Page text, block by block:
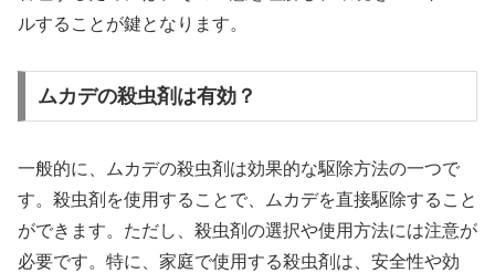
ルすることが鍵となります。
ムカデの殺虫剤は有効？
一般的に、ムカデの殺虫剤は効果的な駆除方法の一つで
す。殺虫剤を使用することで、ムカデを直接駆除すること
ができます。ただし、殺虫剤の選択や使用方法には注意が
必要です。特に、家庭で使用する殺虫剤は、安全性や効